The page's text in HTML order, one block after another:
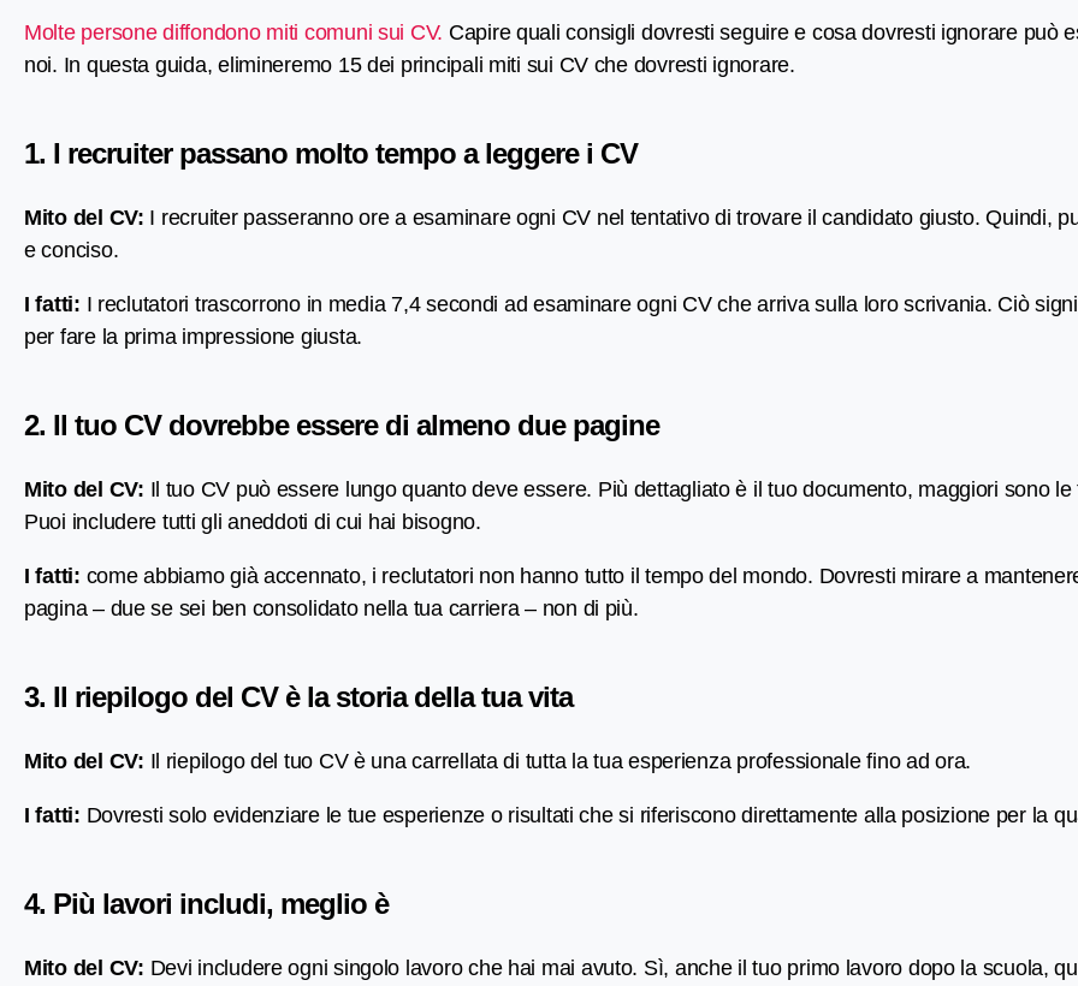
Molte persone diffondono miti comuni sui CV. Capire quali consigli dovresti seguire e cosa dovresti ignorare può
noi. In questa guida, elimineremo 15 dei principali miti sui CV che dovresti ignorare.
1. I recruiter passano molto tempo a leggere i CV
Mito del CV: I recruiter passeranno ore a esaminare ogni CV nel tentativo di trovare il candidato giusto. Quindi,
e conciso.
I fatti: I reclutatori trascorrono in media 7,4 secondi ad esaminare ogni CV che arriva sulla loro scrivania. Ciò
per fare la prima impressione giusta.
2. Il tuo CV dovrebbe essere di almeno due pagine
Mito del CV: Il tuo CV può essere lungo quanto deve essere. Più dettagliato è il tuo documento, maggiori sono
Puoi includere tutti gli aneddoti di cui hai bisogno.
I fatti: come abbiamo già accennato, i reclutatori non hanno tutto il tempo del mondo. Dovresti mirare a
pagina – due se sei ben consolidato nella tua carriera – non di più.
3. Il riepilogo del CV è la storia della tua vita
Mito del CV: Il riepilogo del tuo CV è una carrellata di tutta la tua esperienza professionale fino ad ora.
I fatti: Dovresti solo evidenziare le tue esperienze o risultati che si riferiscono direttamente alla posizione per la
4. Più lavori includi, meglio è
Mito del CV: Devi includere ogni singolo lavoro che hai mai avuto. Sì, anche il tuo primo lavoro dopo la scuola,